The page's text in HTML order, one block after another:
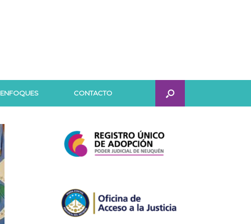
ENFOQUES CONTACTO